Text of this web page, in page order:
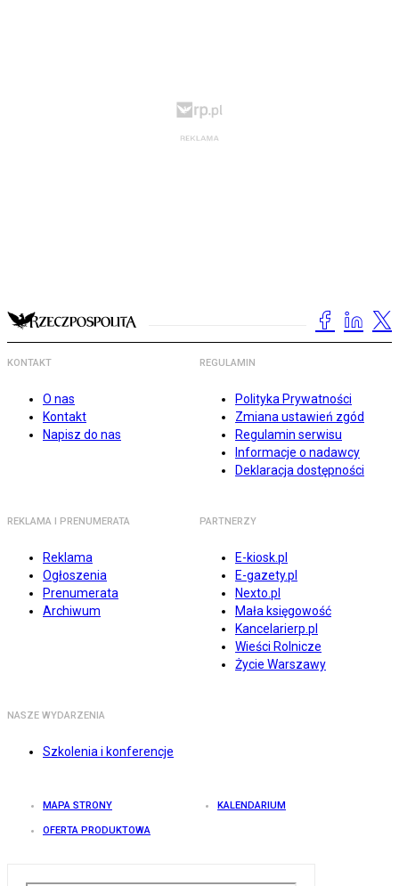
KONTAKT
O nas
Kontakt
Napisz do nas
REGULAMIN
Polityka Prywatności
Zmiana ustawień zgód
Regulamin serwisu
Informacje o nadawcy
Deklaracja dostępności
REKLAMA I PRENUMERATA
Reklama
Ogłoszenia
Prenumerata
Archiwum
PARTNERZY
E-kiosk.pl
E-gazety.pl
Nexto.pl
Mała księgowość
Kancelarierp.pl
Wieści Rolnicze
Życie Warszawy
NASZE WYDARZENIA
Szkolenia i konferencje
MAPA STRONY KALENDARIUM
OFERTA PRODUKTOWA